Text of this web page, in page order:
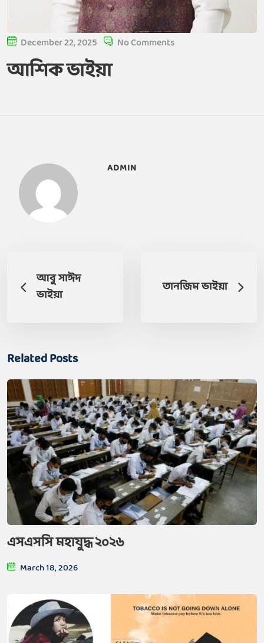
December 22, 2025 No Comments
আশিক ভাইয়া
ADMIN
আবু সাঈদ
ভাইয়া
তানজিম ভাইয়া
Related Posts
এসএসসি মহাযুদ্ধ ২০২৬
March 18, 2026